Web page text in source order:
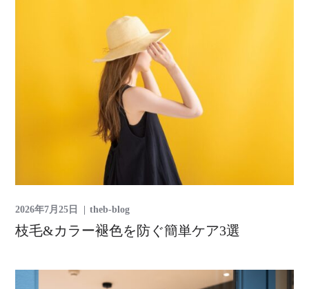
2026年7月25日 theb-blog
枝毛&カラー褪色を防ぐ簡単ケア3選